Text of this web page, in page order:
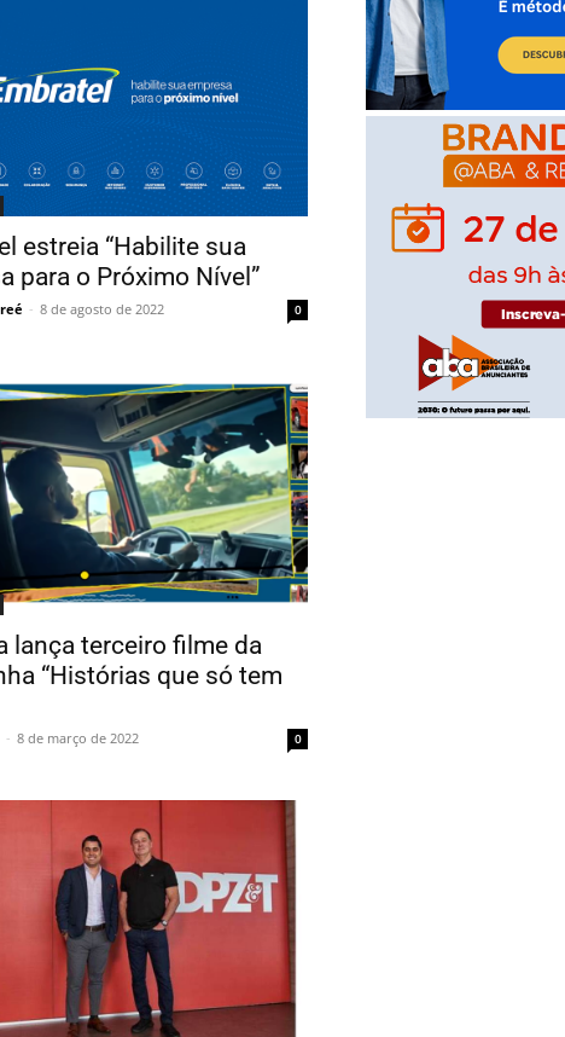
estreia “Habilite sua
para o Próximo Nível”
- 8 de agosto de 2022 0
lança terceiro filme da
“Histórias que só tem
- 8 de março de 2022 0